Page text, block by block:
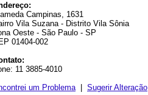
Campinas, 1631
Vila Suzana - Distrito Vila Sônia
Oeste - São Paulo - SP
01404-002
11 3885-4010
um Problema| Sugerir Alteração